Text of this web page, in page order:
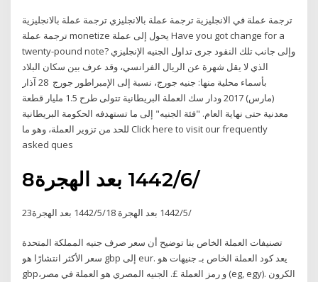
ترجمة عملة في الانجليزية ترجمة عملة بالانجليزي ترجمة عملة بالانجليزية
ترجمة عملة monetize يحول إلى عملة Have you got change for a
twenty-pound note? وإلى جانب تلك النقود جرى تداول الجنيه الإنجليزي
الذي لا يقل شهرة عن الريال الفرانسي، وقد عرف بين سكان البلاد
بأسماء محلية منها: جنيه جورج، نسبة إلى الإمبراطور جورج 28 آذار
(مارس) 2017 ودار سك العملة البريطانية تتولى طرح 1.5 مليار قطعة
معدنية حتى نهاية العام. "فئة الجنيه" إلى ما تستهدفه الحكومة البريطانية
للحد من تزوير العملة، وهو ما Click here to visit our frequently
asked ques
8‏‏/6‏‏/1442 بعد الهجرة
23‏‏/5‏‏/1442 بعد الهجرة 18‏‏/5‏‏/1442 بعد الهجرة
تصنيفات العملة الخاص بنا توضيح أن سعر صرف جنيه المملكة المتحدة
الأكثر انتشارًا هو ‎سعر gbp إلى eur‎. يعد كود العملة الخاص بـ جنيهات هو
gbp،و رمز العملة £. الجنيه المصري هو العملة في مصر (eg, egy). الكرون